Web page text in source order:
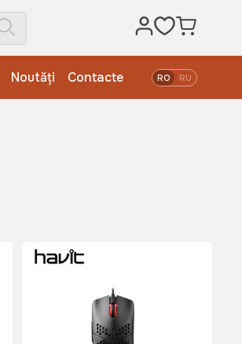
Noutăți Contacte RO RU